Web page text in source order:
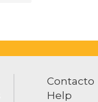
Contacto
Help